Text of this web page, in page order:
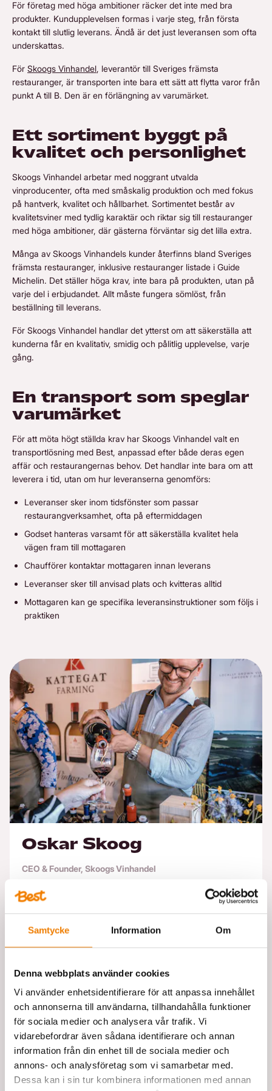
Samtycke Information Om
Denna webbplats använder cookies
Vi använder enhetsidentifierare för att anpassa innehållet
och annonserna till användarna, tillhandahålla funktioner
för sociala medier och analysera vår trafik. Vi
vidarebefordrar även sådana identifierare och annan
information från din enhet till de sociala medier och
annons- och analysföretag som vi samarbetar med.
Dessa kan i sin tur kombinera informationen med annan
För företag med höga ambitioner räcker det inte med bra
produkter. Kundupplevelsen formas i varje steg, från första
kontakt till slutlig leverans. Ändå är det just leveransen som ofta
underskattas.
För Skoogs Vinhandel, leverantör till Sveriges främsta
restauranger, är transporten inte bara ett sätt att flytta varor från
punkt A till B. Den är en förlängning av varumärket.
Ett sortiment byggt på
kvalitet och personlighet
Skoogs Vinhandel arbetar med noggrant utvalda
vinproducenter, ofta med småskalig produktion och med fokus
på hantverk, kvalitet och hållbarhet. Sortimentet består av
kvalitetsviner med tydlig karaktär och riktar sig till restauranger
med höga ambitioner, där gästerna förväntar sig det lilla extra.
Många av Skoogs Vinhandels kunder återfinns bland Sveriges
främsta restauranger, inklusive restauranger listade i Guide
Michelin. Det ställer höga krav, inte bara på produkten, utan på
varje del i erbjudandet. Allt måste fungera sömlöst, från
beställning till leverans.
För Skoogs Vinhandel handlar det ytterst om att säkerställa att
kunderna får en kvalitativ, smidig och pålitlig upplevelse, varje
gång.
En transport som speglar
varumärket
För att möta högt ställda krav har Skoogs Vinhandel valt en
transportlösning med Best, anpassad efter både deras egen
affär och restaurangernas behov. Det handlar inte bara om att
leverera i tid, utan om hur leveranserna genomförs:
Leveranser sker inom tidsfönster som passar
restaurangverksamhet, ofta på eftermiddagen
Godset hanteras varsamt för att säkerställa kvalitet hela
vägen fram till mottagaren
Chaufförer kontaktar mottagaren innan leverans
Leveranser sker till anvisad plats och kvitteras alltid
Mottagaren kan ge specifika leveransinstruktioner som följs i
praktiken
Oskar Skoog
CEO & Founder, Skoogs Vinhandel
”I premiumsegmentet räcker det inte att ha en stark
produkt, hela upplevelsen måste hänga ihop. Våra kunder
transporten hålla samma nivå, både i precision, service
och bemötande. Transporterna med Best är därför inte
bidrar med en avgörande konkurrensfördel och är en
När kvalitet och ansvar
hänger ihop